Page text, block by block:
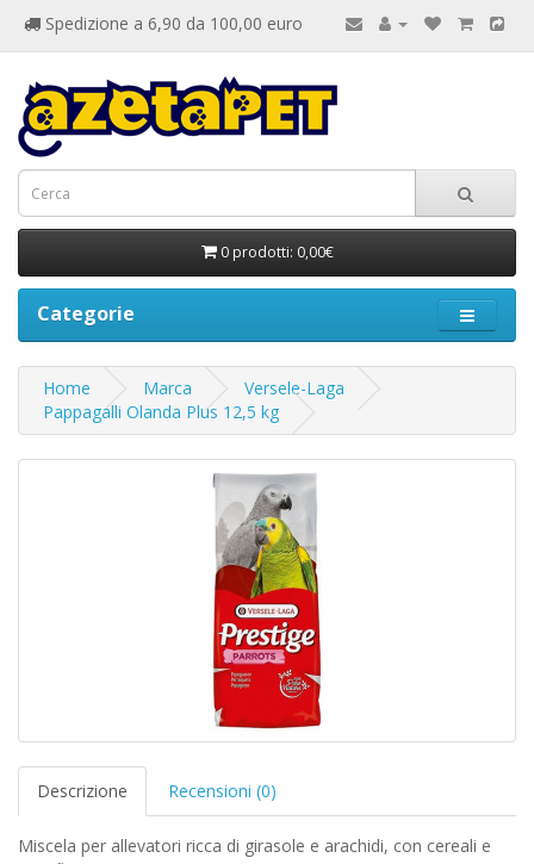
Spedizione a 6,90 da 100,00 euro
0 prodotti: 0,00€
Categorie
Home Marca
Versele-Laga
Pappagalli Olanda Plus 12,5 kg
Descrizione Recensioni (0)
Miscela per allevatori ricca di girasole e arachidi, con cereali e